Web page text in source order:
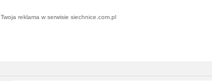
Twoja reklama w serwisie siechnice.com.pl